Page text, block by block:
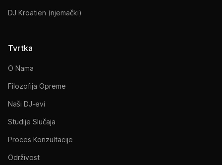
DJ Kroatien (njemački)
Tvrtka
O Nama
Filozofija Opreme
Naši DJ-evi
Studije Slučaja
Proces Konzultacije
Održivost